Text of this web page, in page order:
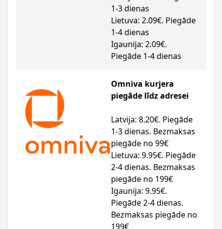
1-3 dienas
Lietuva: 2.09€. Piegāde
1-4 dienas
Igaunija: 2.09€.
Piegāde 1-4 dienas
Omniva kurjera
piegāde līdz adresei
Latvija: 8.20€. Piegāde
1-3 dienas. Bezmaksas
piegāde no 99€
Lietuva: 9.95€. Piegāde
2-4 dienas. Bezmaksas
piegāde no 199€
Igaunija: 9.95€.
Piegāde 2-4 dienas.
Bezmaksas piegāde no
199€